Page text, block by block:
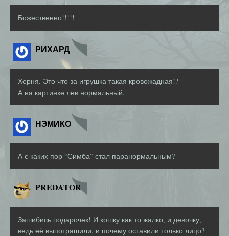
Божественно!!!!!
РИХАРД
Херня. Это что за игрушка такая кровожадная!?
А на картинке лев нормальный.
НЭМИКО
А с каких пор “Симба” стал паранормальным?
PREDATOR
Зашибись подарочек! И кошку как то жалко, и девочку,
ведь её выпотрашили, и почему оставили только лицо?